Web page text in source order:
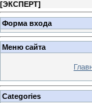
[ЭКСПЕРТ]
Форма входа
Меню сайта
Categories